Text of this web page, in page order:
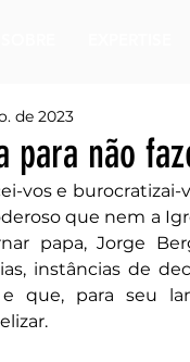
para não
de 2023
vos e
que nem a
papa, Jorge
instâncias de
que, para seu